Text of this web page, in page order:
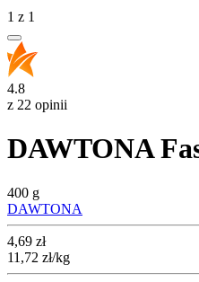
1 z 1
4.8
z 22 opinii
DAWTONA
400 g
DAWTONA
Cena
4,69 zł
11,72 zł/kg